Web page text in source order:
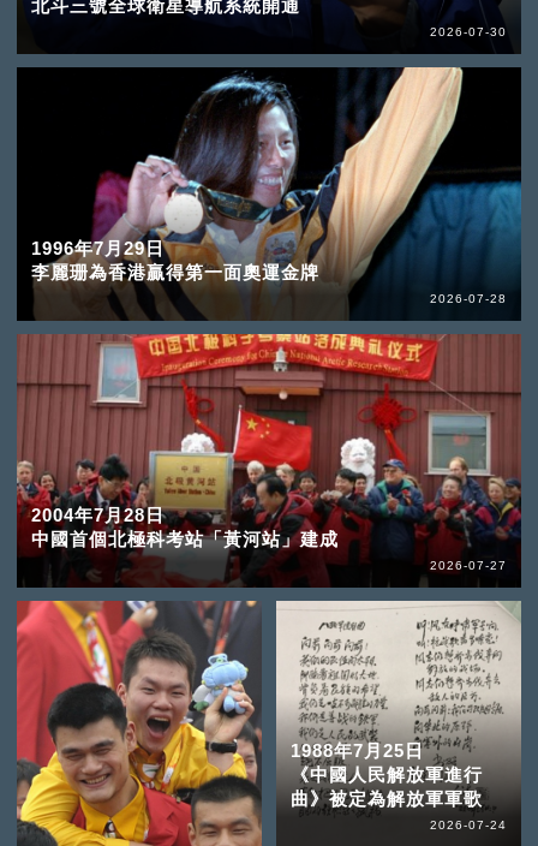
北斗三號全球衛星導航系統開通
2026-07-30
1996年7月29日
李麗珊為香港贏得第一面奧運金牌
2026-07-28
2004年7月28日
中國首個北極科考站「黃河站」建成
2026-07-27
1988年7月25日
《中國人民解放軍進行
曲》被定為解放軍軍歌
2026-07-24